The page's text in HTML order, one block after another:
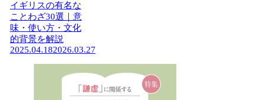
イギリスの有名な
ことわざ30選｜意
味・使い方・文化
的背景を解説
2025.04.182026.03.27